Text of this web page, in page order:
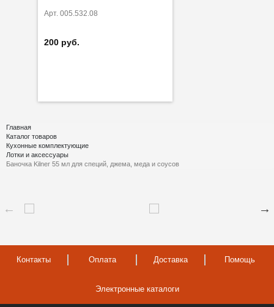
Арт. 005.532.08
200 руб.
Главная
Каталог товаров
Кухонные комплектующие
Лотки и аксессуары
Баночка Kilner 55 мл для специй, джема, меда и соусов
Контакты Оплата Доставка Помощь
Электронные каталоги